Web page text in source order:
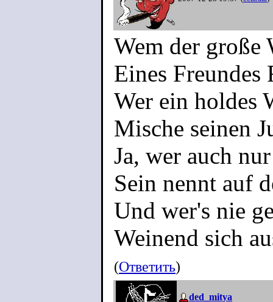
Wem der große
Eines Freundes
Wer ein holdes
Mische seinen
Ja, wer auch
Sein nennt auf
Und wer's nie
Weinend sich
(Ответить)
ded_mitya